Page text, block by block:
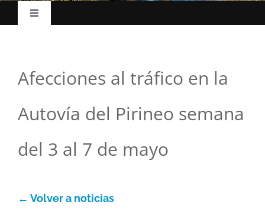
Toggle
El Ayuntamiento
Esc. Música
Turismo
Afecciones al tráfico en la
Autovía del Pirineo semana
del 3 al 7 de mayo
← Volver a noticias